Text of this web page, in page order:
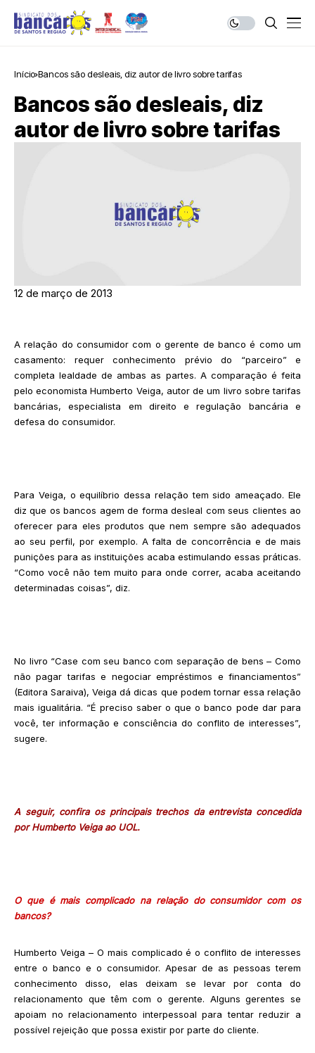
Início Bancos são desleais, diz autor de livro sobre tarifas
Bancos são desleais, diz
autor de livro sobre tarifas
12 de março de 2013
A relação do consumidor com o gerente de banco é como um
casamento: requer conhecimento prévio do “parceiro” e
completa lealdade de ambas as partes. A comparação é feita
pelo economista Humberto Veiga, autor de um livro sobre tarifas
bancárias, especialista em direito e regulação bancária e
defesa do consumidor.
Para Veiga, o equilíbrio dessa relação tem sido ameaçado. Ele
diz que os bancos agem de forma desleal com seus clientes ao
oferecer para eles produtos que nem sempre são adequados
ao seu perfil, por exemplo. A falta de concorrência e de mais
punições para as instituições acaba estimulando essas práticas.
“Como você não tem muito para onde correr, acaba aceitando
determinadas coisas”, diz.
No livro “Case com seu banco com separação de bens – Como
não pagar tarifas e negociar empréstimos e financiamentos”
(Editora Saraiva), Veiga dá dicas que podem tornar essa relação
mais igualitária. “É preciso saber o que o banco pode dar para
você, ter informação e consciência do conflito de interesses”,
sugere.
A seguir, confira os principais trechos da entrevista concedida
por Humberto Veiga ao UOL.
O que é mais complicado na relação do consumidor com os
bancos?
Humberto Veiga – O mais complicado é o conflito de interesses
entre o banco e o consumidor. Apesar de as pessoas terem
conhecimento disso, elas deixam se levar por conta do
relacionamento que têm com o gerente. Alguns gerentes se
apoiam no relacionamento interpessoal para tentar reduzir a
possível rejeição que possa existir por parte do cliente.